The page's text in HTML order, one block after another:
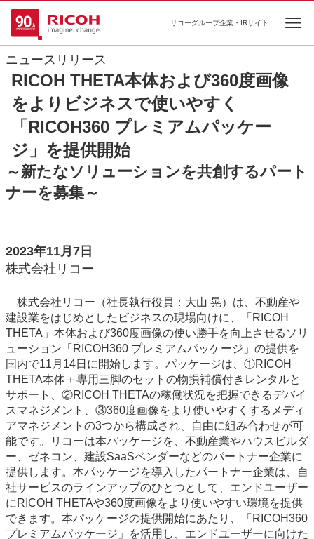
リコーグループ企業・IRサイト
ニュースリリース
RICOH THETA本体および360度画像
をよりビジネスで使いやすく
「RICOH360 プレミアムパッケー
ジ」を提供開始
～新たなソリューションを共創するパート
ナーを募集～
2023年11月7日
株式会社リコー
株式会社リコー（社長執行役員：大山 晃）は、不動産や
建設業をはじめとしたビジネスの現場向けに、「RICOH
THETA」本体および360度画像の使い勝手を向上させるソリ
ューション「RICOH360 プレミアムパッケージ」の提供を
国内で11月14日に開始します。パッケージは、①RICOH
THETA本体＋専用三脚のセットの物損補償付きレンタルと
サポート、②RICOH THETAの稼働状況を把握できるデバイ
スマネジメント、③360度画像をより使いやすくするメディ
アマネジメントの3つから構成され、自由に組み合わせが可
能です。リコーは本パッケージを、不動産業やハウスビルダ
ー、ゼネコン、建設SaaSベンダーなどのパートナー企業に
提供します。本パッケージを導入したパートナー企業は、自
社サービスのラインアップのひとつとして、エンドユーザー
にRICOH THETAや360度画像をより使いやすい環境を提供
できます。本パッケージの提供開始にあたり、「RICOH360
プレミアムパッケージ」を活用し、エンドユーザーに向けた